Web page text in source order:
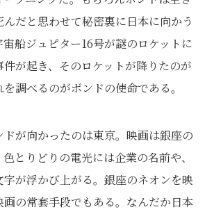
だと思わせて秘密裏に日本に向かう
船ジュピター16号が謎のロケットに
が起き、そのロケットが降りたのが
調べるのがボンドの使命である。
が向かったのは東京。映画は銀座の
とりどりの電光には企業の名前や、
が浮かび上がる。銀座のネオンを映
の常套手段でもある。なんだか日本